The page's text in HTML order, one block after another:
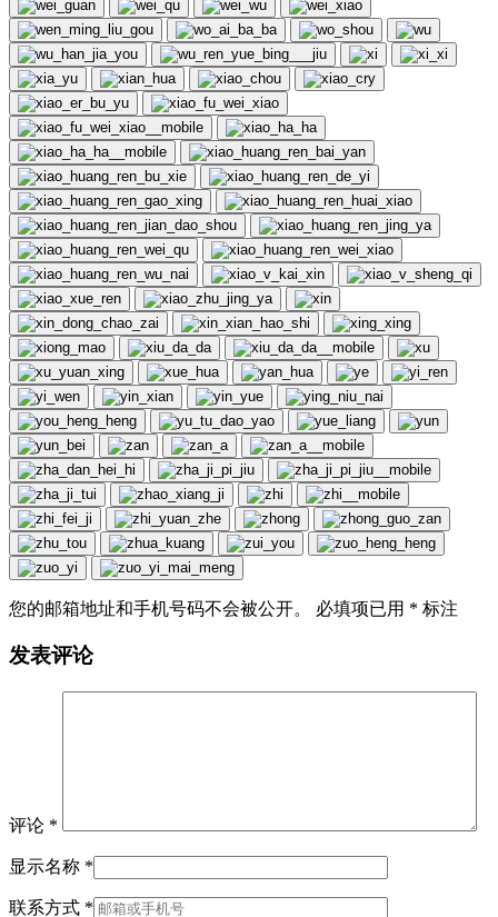
您的邮箱地址和手机号码不会被公开。 必填项已用 * 标注
发表评论
评论 *
显示名称 *
联系方式 *